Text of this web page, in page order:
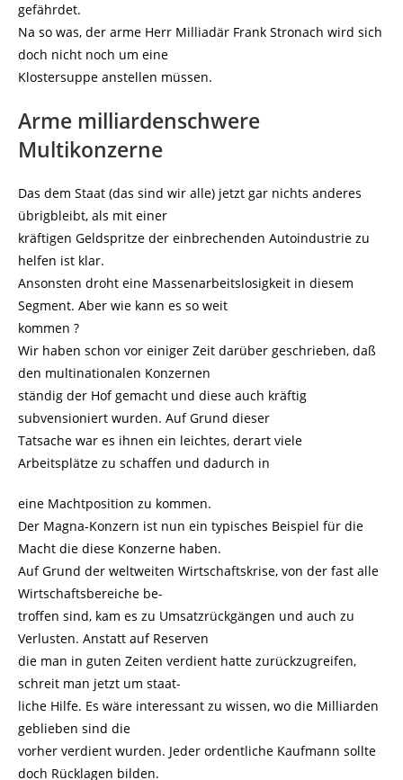
gefährdet.
Na so was, der arme Herr Milliadär Frank Stronach wird sich
doch nicht noch um eine
Klostersuppe anstellen müssen.
Arme milliardenschwere
Multikonzerne
Das dem Staat (das sind wir alle) jetzt gar nichts anderes
übrigbleibt, als mit einer
kräftigen Geldspritze der einbrechenden Autoindustrie zu
helfen ist klar.
Ansonsten droht eine Massenarbeitslosigkeit in diesem
Segment. Aber wie kann es so weit
kommen ?
Wir haben schon vor einiger Zeit darüber geschrieben, daß
den multinationalen Konzernen
ständig der Hof gemacht und diese auch kräftig
subvensioniert wurden. Auf Grund dieser
Tatsache war es ihnen ein leichtes, derart viele
Arbeitsplätze zu schaffen und dadurch in
eine Machtposition zu kommen.
Der Magna-Konzern ist nun ein typisches Beispiel für die
Macht die diese Konzerne haben.
Auf Grund der weltweiten Wirtschaftskrise, von der fast alle
Wirtschaftsbereiche be-
troffen sind, kam es zu Umsatzrückgängen und auch zu
Verlusten. Anstatt auf Reserven
die man in guten Zeiten verdient hatte zurückzugreifen,
schreit man jetzt um staat-
liche Hilfe. Es wäre interessant zu wissen, wo die Milliarden
geblieben sind die
vorher verdient wurden. Jeder ordentliche Kaufmann sollte
doch Rücklagen bilden.